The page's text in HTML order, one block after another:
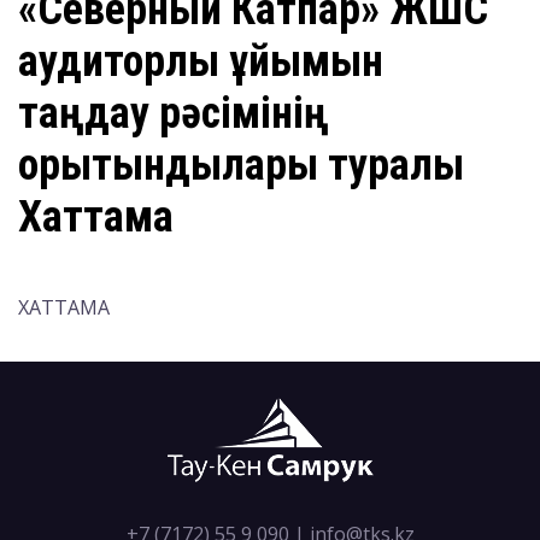
аудиторлық ұйымын
таңдау рәсімінің
қорытындылары туралы
Хаттама
ХАТТАМА
+7 (7172) 55 9 090 | info@tks.kz